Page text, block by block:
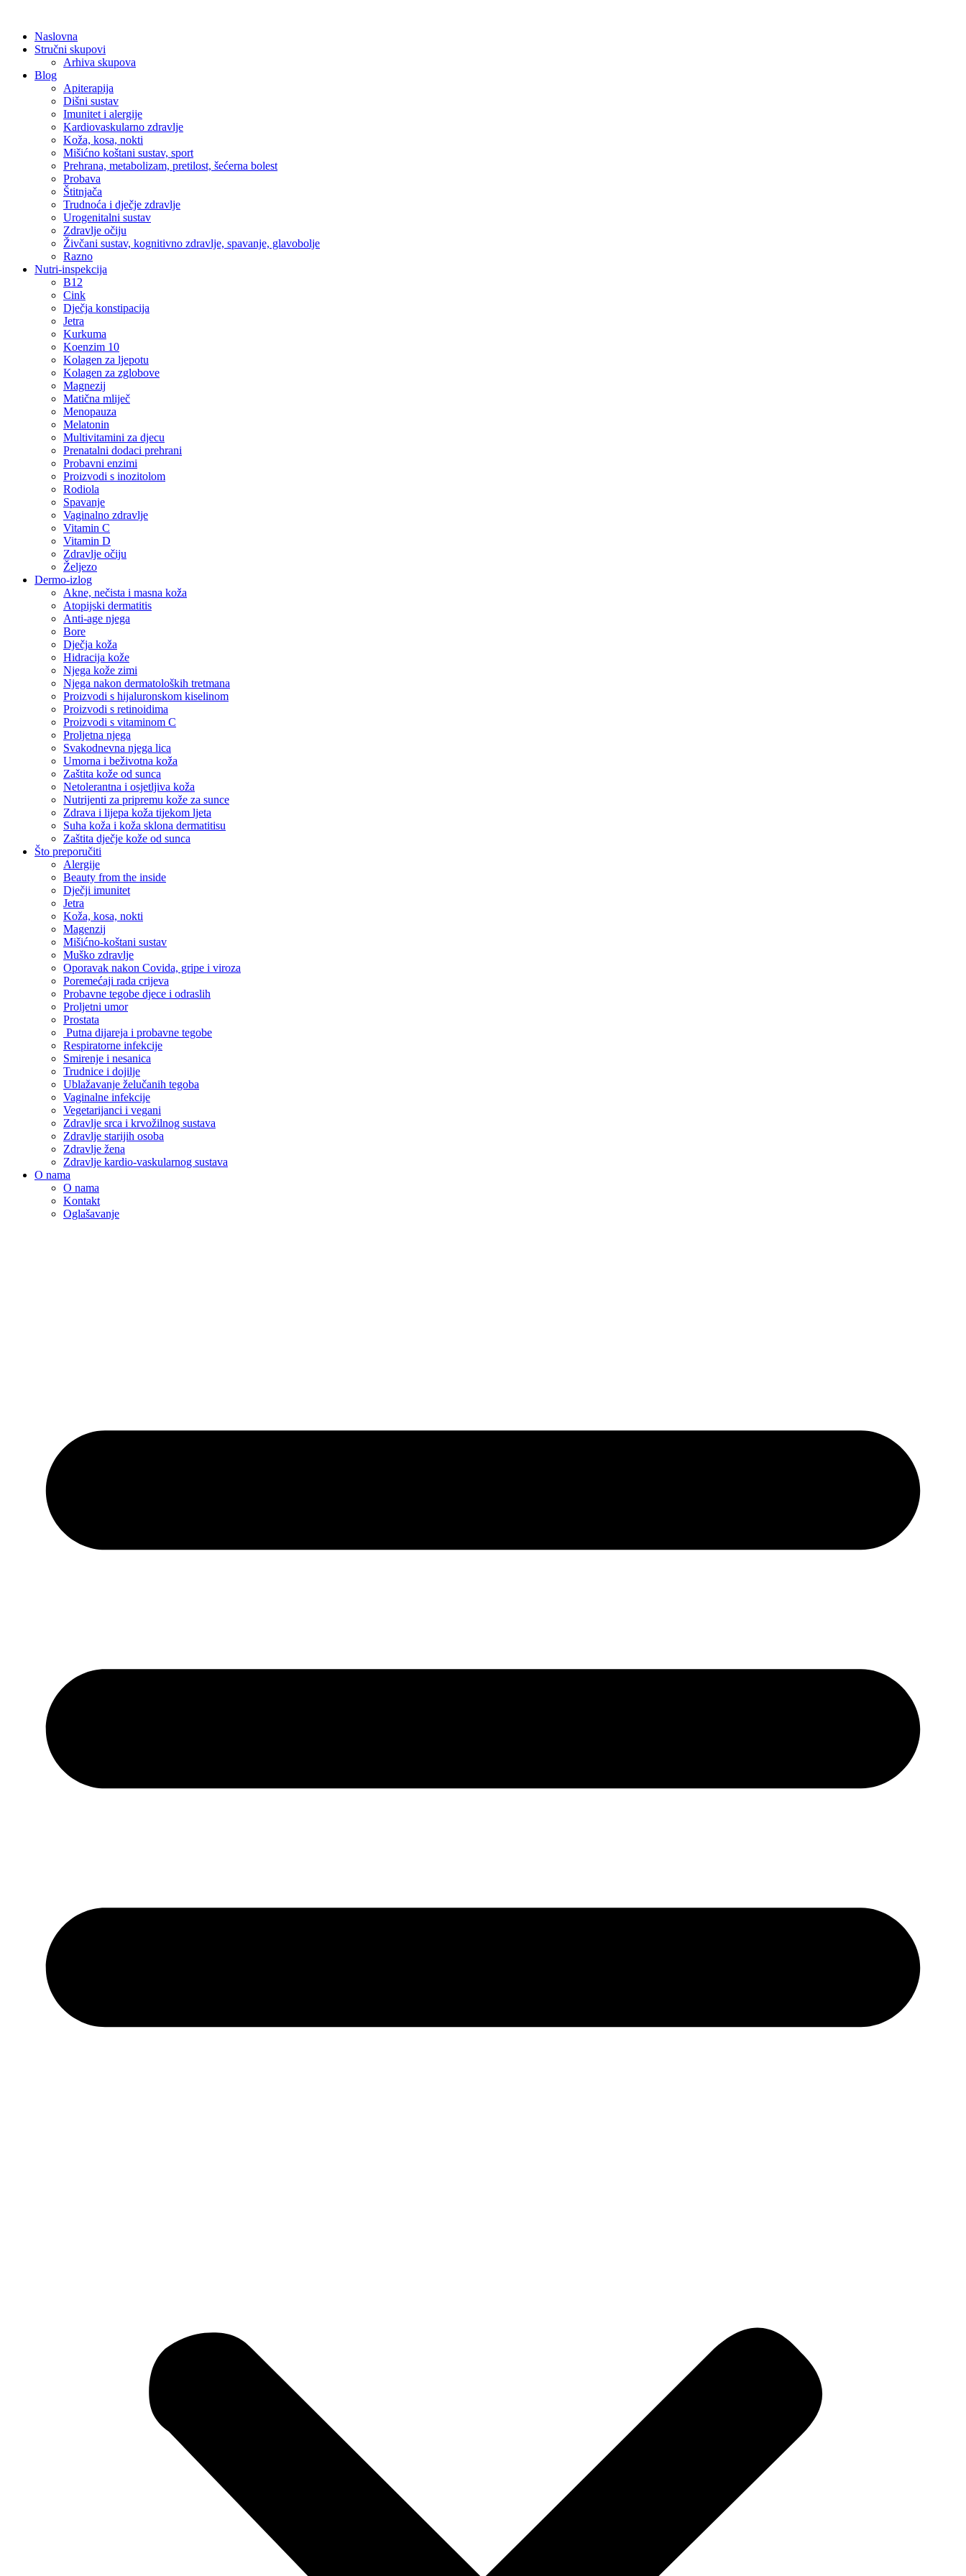
contentNaslovna
Stručni skupovi
Arhiva skupova
Blog
Apiterapija
Dišni sustav
Imunitet i alergije
Kardiovaskularno zdravlje
Koža, kosa, nokti
Mišićno koštani sustav, sport
Prehrana, metabolizam, pretilost, šećerna bolest
Probava
Štitnjača
Trudnoća i dječje zdravlje
Urogenitalni sustav
Zdravlje očiju
Živčani sustav, kognitivno zdravlje, spavanje, glavobolje
Razno
Nutri-inspekcija
B12
Cink
Dječja konstipacija
Jetra
Kurkuma
Koenzim 10
Kolagen za ljepotu
Kolagen za zglobove
Magnezij
Matična mliječ
Menopauza
Melatonin
Multivitamini za djecu
Prenatalni dodaci prehrani
Probavni enzimi
Proizvodi s inozitolom
Rodiola
Spavanje
Vaginalno zdravlje
Vitamin C
Vitamin D
Zdravlje očiju
Željezo
Dermo-izlog
Akne, nečista i masna koža
Atopijski dermatitis
Anti-age njega
Bore
Dječja koža
Hidracija kože
Njega kože zimi
Njega nakon dermatoloških tretmana
Proizvodi s hijaluronskom kiselinom
Proizvodi s retinoidima
Proizvodi s vitaminom C
Proljetna njega
Svakodnevna njega lica
Umorna i beživotna koža
Zaštita kože od sunca
Netolerantna i osjetljiva koža
Nutrijenti za pripremu kože za sunce
Zdrava i lijepa koža tijekom ljeta
Suha koža i koža sklona dermatitisu
Zaštita dječje kože od sunca
Što preporučiti
Alergije
Beauty from the inside
Dječji imunitet
Jetra
Koža, kosa, nokti
Magenzij
Mišićno-koštani sustav
Muško zdravlje
Oporavak nakon Covida, gripe i viroza
Poremećaji rada crijeva
Probavne tegobe djece i odraslih
Proljetni umor
Prostata
Putna dijareja i probavne tegobe
Respiratorne infekcije
Smirenje i nesanica
Trudnice i dojilje
Ublažavanje želučanih tegoba
Vaginalne infekcije
Vegetarijanci i vegani
Zdravlje srca i krvožilnog sustava
Zdravlje starijih osoba
Zdravlje žena
Zdravlje kardio-vaskularnog sustava
O nama
O nama
Kontakt
Oglašavanje